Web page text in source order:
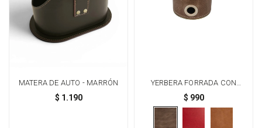
MATERA DE AUTO - MARRÓN
$ 1.190
YERBERA FORRADA CON
DISPENSADOR - MARRÓN
$ 990